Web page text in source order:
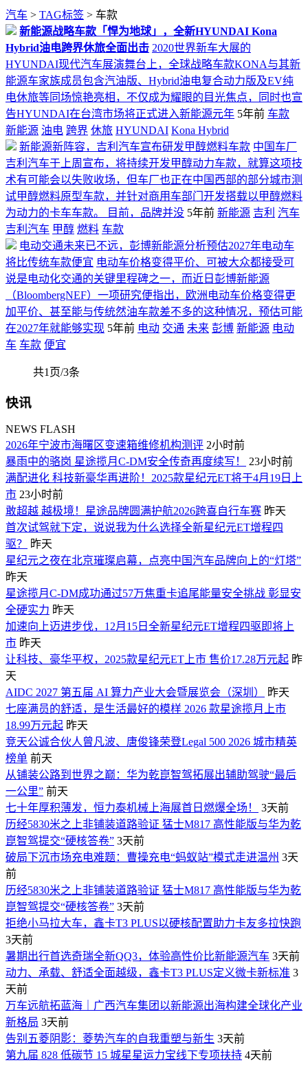
汽车 > TAG标签 > 车款
新能源战略车款「悍为地球」，全新HYUNDAI Kona
Hybrid油电跨界休旅全面出击 2020世界新车大展的
HYUNDAI现代汽车展演舞台上，全球战略车款KONA与其新
能源车家族成员包含汽油版、Hybrid油电复合动力版及EV纯
电休旅等同场惊艳亮相，不仅成为耀眼的目光焦点，同时也宣
告HYUNDAI在台湾市场将正式进入新能源元年 5年前 车款
新能源 油电 跨界 休旅 HYUNDAI Kona Hybrid
新能源新阵容，吉利汽车宣布研发甲醇燃料车款 中国车厂
吉利汽车于上周宣布，将持续开发甲醇动力车款，就算这项技
术有可能会以失败收场，但车厂也正在中国西部的部分城市测
试甲醇燃料原型车款，并针对商用车部门开发搭载以甲醇燃料
为动力的卡车车款。 目前，品牌并没 5年前 新能源 吉利 汽车
吉利汽车 甲醇 燃料 车款
电动交通未来已不远，彭博新能源分析预估2027年电动车
将比传统车款便宜 电动车价格变得平价、可被大众都接受可
说是电动化交通的关键里程碑之一，而近日彭博新能源
（BloombergNEF）一项研究便指出，欧洲电动车价格变得更
加平价、甚至能与传统然油车款差不多的这种情况，预估可能
在2027年就能够实现 5年前 电动 交通 未来 彭博 新能源 电动
车 车款 便宜
共1页/3条
快讯
NEWS FLASH
2026年宁波市海曙区变速箱维修机构测评 2小时前
暴雨中的骆岗 星途揽月C-DM安全传奇再度续写！
23小时前
满配进化 科技新豪华再进阶！2025款星纪元ET将于4月19日上
市 23小时前
敢超越 越极境！星途品牌圆满护航2026跨喜自行车赛 昨天
首次试驾就下定，说说我为什么选择全新星纪元ET增程四
驱？
昨天
星纪元之夜在北京璀璨启幕，点亮中国汽车品牌向上的“灯塔”
昨天
星途揽月C-DM成功通过57万焦重卡追尾能量安全挑战 彰显安
全硬实力 昨天
加速向上迈进步伐，12月15日全新星纪元ET增程四驱即将上
市 昨天
让科技、豪华平权，2025款星纪元ET上市 售价17.28万元起 昨
天
AIDC 2027 第五届 AI 算力产业大会暨展览会（深圳）
昨天
七座满员的舒适，是生活最好的模样 2026 款星途揽月上市
18.99万元起 昨天
竞天公诚合伙人曾凡波、唐俊锋荣登Legal 500 2026 城市精英
榜单 前天
从铺装公路到世界之巅：华为乾崑智驾拓展出辅助驾驶“最后
一公里” 前天
七十年厚积薄发，恒力泰机械上海展首日燃爆全场！
3天前
历经5830米之上非铺装道路验证 猛士M817 高性能版与华为乾
崑智驾提交“硬核答卷” 3天前
破局下沉市场充电难题：曹操充电“蚂蚁站”模式走进温州 3天
前
历经5830米之上非铺装道路验证 猛士M817 高性能版与华为乾
崑智驾提交“硬核答卷” 3天前
拒绝小马拉大车，鑫卡T3 PLUS以硬核配置助力卡友多拉快跑
3天前
暑期出行首选奇瑞全新QQ3，体验高性价比新能源汽车 3天前
动力、承载、舒适全面越级，鑫卡T3 PLUS定义微卡新标准 3
天前
万车远航拓蓝海｜广西汽车集团以新能源出海构建全球化产业
新格局 3天前
告别五菱阴影：菱势汽车的自我重塑与新生 3天前
第九届 828 低碳节 15 城星星运力宝线下专项扶持 4天前